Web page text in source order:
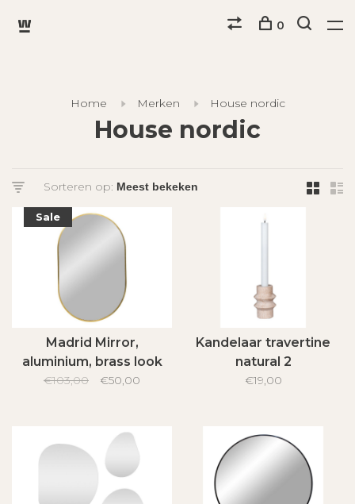
0
Home Merken House nordic
House nordic
Sorteren op:
Sale
Madrid Mirror,
aluminium, brass look
50x80 cm
€103,00 €50,00
Kandelaar travertine
natural 2
€19,00